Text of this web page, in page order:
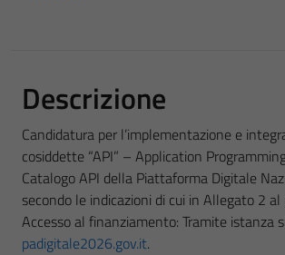
Descrizione
Candidatura per l’implementazione e
cosiddette “API” – Application
Catalogo API della Piattaforma Digitale
secondo le indicazioni di cui in Allegato 2
Accesso al finanziamento: Tramite istanza
padigitale2026.gov.it.